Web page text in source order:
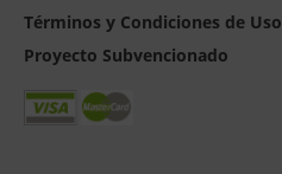
Términos y Condiciones de Uso
Proyecto Subvencionado